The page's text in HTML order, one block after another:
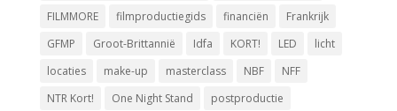
FILMMORE
filmproductiegids financiën
Frankrijk
GFMP
Groot-Brittannië Idfa KORT! LED
licht
locaties
make-up masterclass NBF
NFF
NTR Kort!
One Night Stand
postproductie